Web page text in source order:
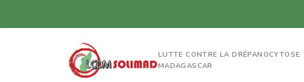
LUTTE CONTRE LA DRÉPANOCYTOSE
MADAGASCAR